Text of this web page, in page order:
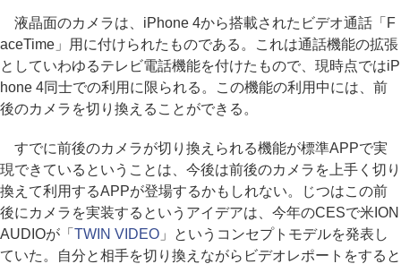
液晶面のカメラは、iPhone 4から搭載されたビデオ通話「F
aceTime」用に付けられたものである。これは通話機能の拡張
としていわゆるテレビ電話機能を付けたもので、現時点ではiP
hone 4同士での利用に限られる。この機能の利用中には、前
後のカメラを切り換えることができる。
すでに前後のカメラが切り換えられる機能が標準APPで実
現できているということは、今後は前後のカメラを上手く切り
換えて利用するAPPが登場するかもしれない。じつはこの前
後にカメラを実装するというアイデアは、今年のCESで米ION
AUDIOが「 TWIN VIDEO」というコンセプトモデルを発表し
ていた。自分と相手を切り換えながらビデオレポートをすると